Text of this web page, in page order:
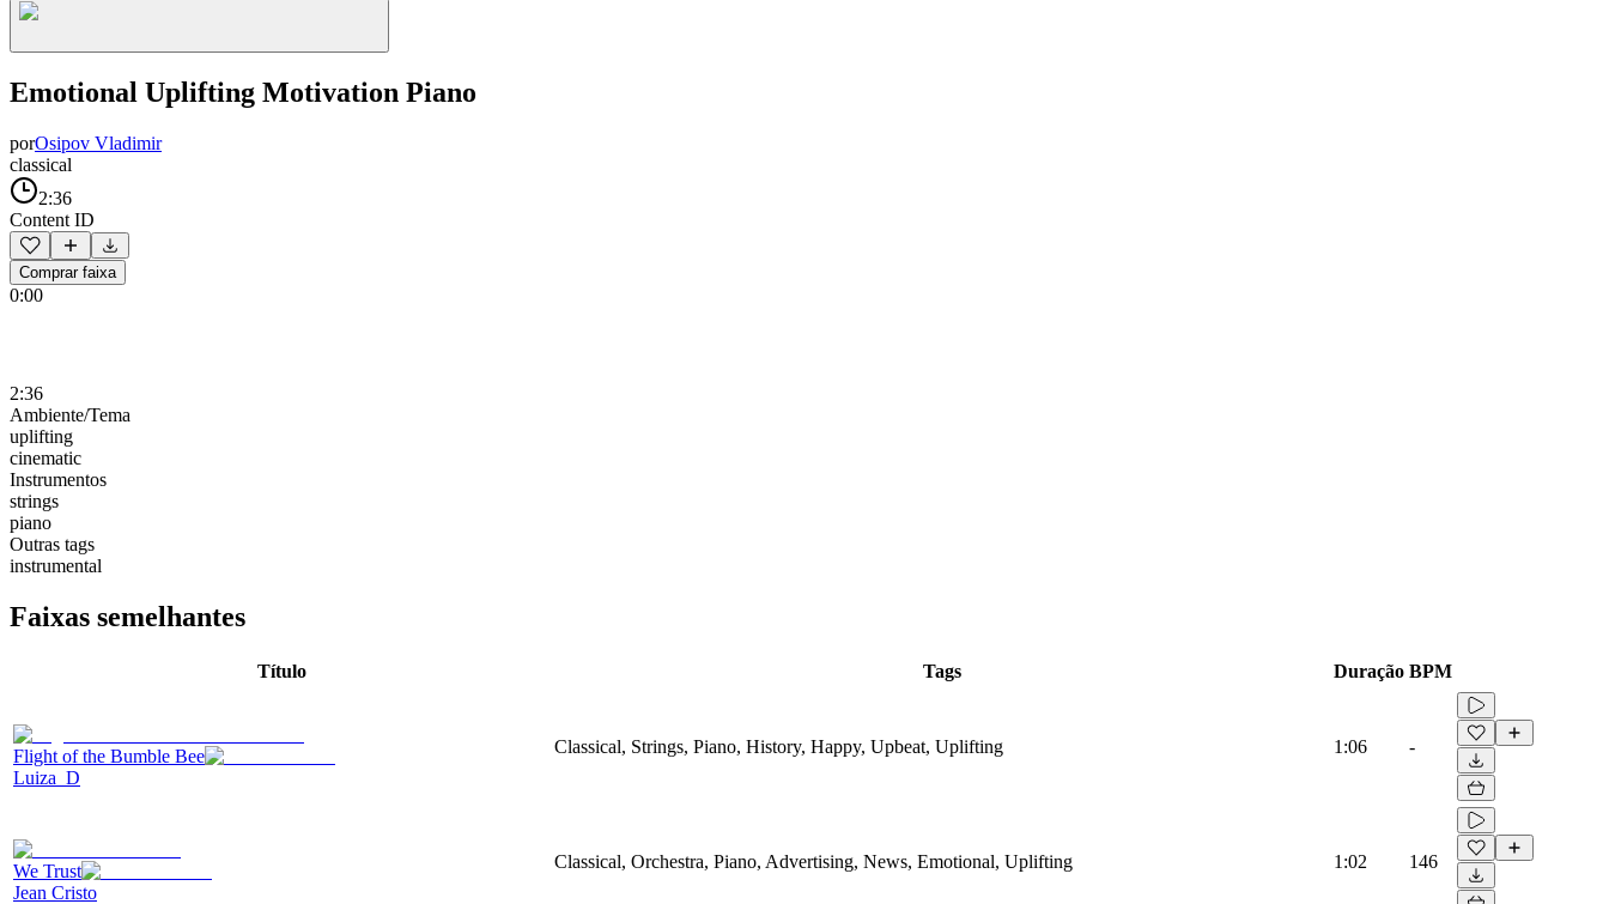
Emotional Uplifting Motivation Piano
porOsipov Vladimir
classical
2:36
Content ID
Comprar faixa
0:00
2:36
Ambiente/Tema
uplifting
cinematic
Instrumentos
strings
piano
Outras tags
instrumental
Faixas semelhantes
Título Tags Duração BPM
Flight of the Bumble Bee
Luiza_D
Classical, Strings, Piano, History, Happy, Upbeat, Uplifting 1:06 -
We Trust
Jean Cristo
Classical, Orchestra, Piano, Advertising, News, Emotional, Uplifting 1:02 146